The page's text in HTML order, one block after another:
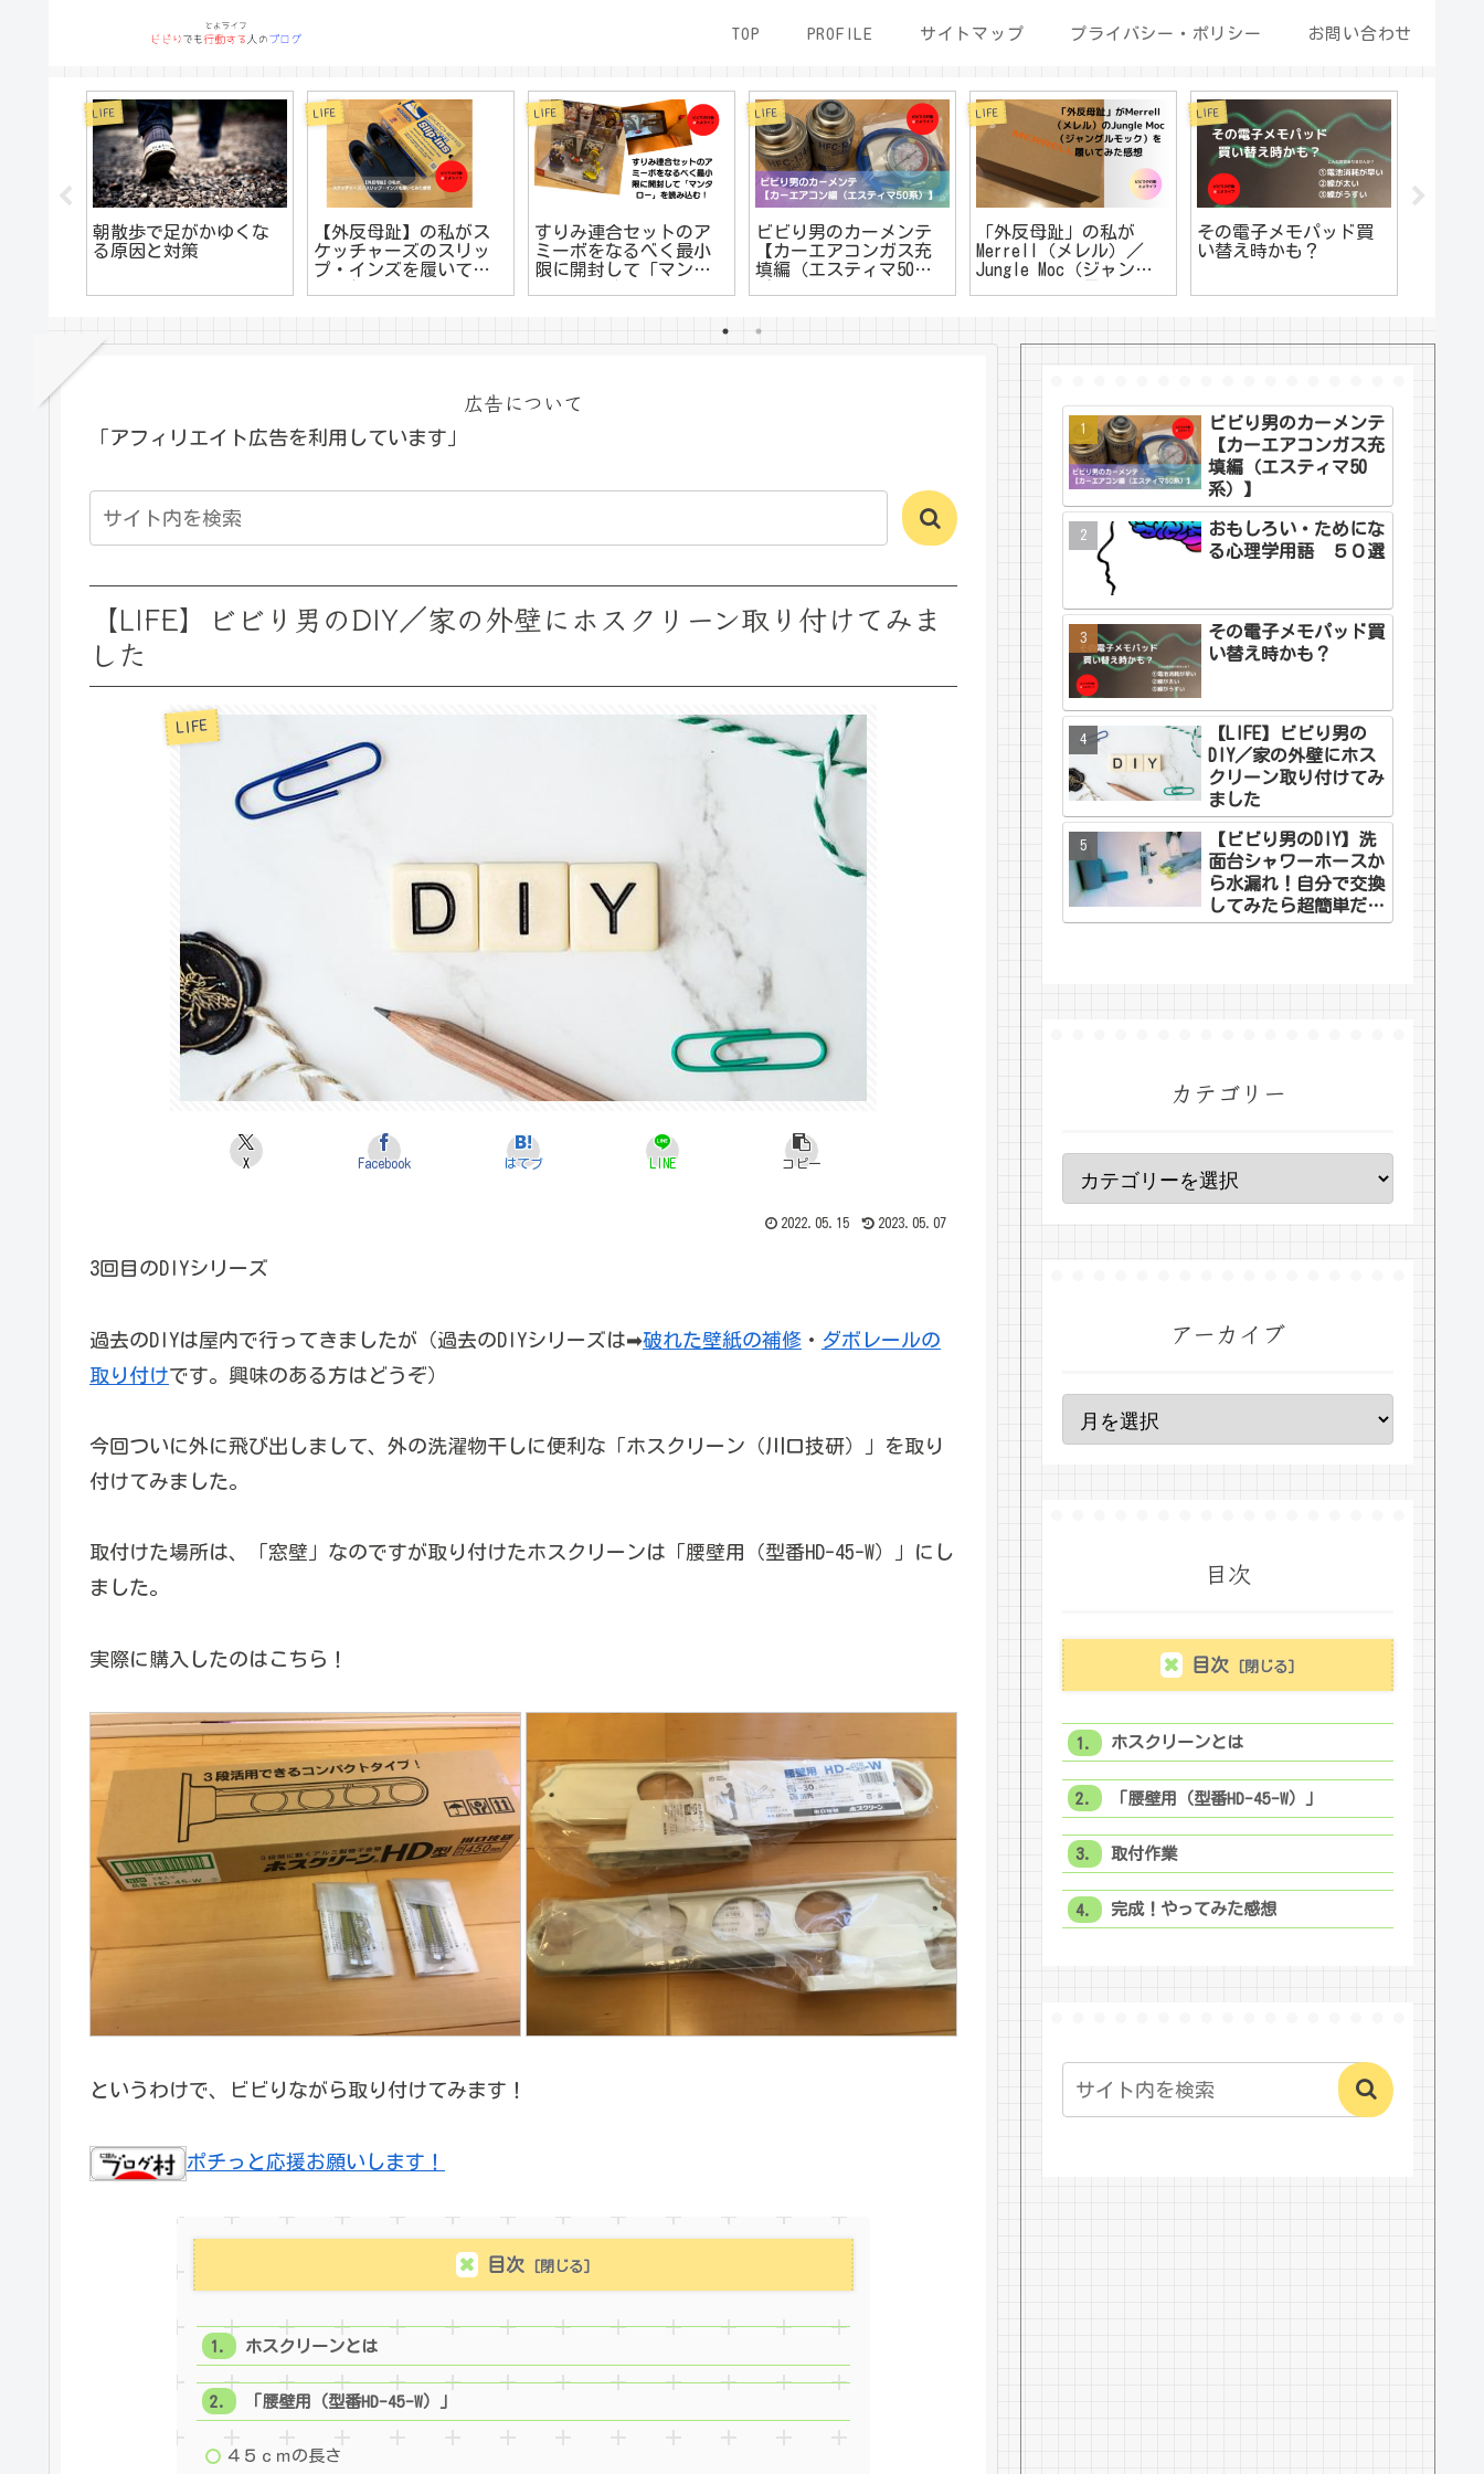
TOP PROFILE サイトマップ プライバシー・ポリシー お問い合わせ
LIFE
朝散歩で足がかゆくな
る原因と対策
LIFE
【外反母趾】の私がス
ケッチャーズのスリッ
プ・インズを履いてみ
LIFE
すりみ連合セットのア
ミーボをなるべく最小
限に開封して「マンタ
LIFE
ビビり男のカーメンテ
【カーエアコンガス充
填編（エスティマ50
LIFE
「外反母趾」の私が
Merrell（メレル）／
Jungle Moc（ジャング
LIFE
その電子メモパッド買
い替え時かも？
広告について
「アフィリエイト広告を利用しています」
【LIFE】ビビり男のDIY／家の外壁にホスクリーン取り付けてみま
した
LIFE
X Facebook はてブ LINE コピー
2022.05.15 2023.05.07
3回目のDIYシリーズ
過去のDIYは屋内で行ってきましたが（過去のDIYシリーズは➡破れた壁紙の補修 ・ ダボレールの
取り付けです。興味のある方はどうぞ）
今回ついに外に飛び出しまして、外の洗濯物干しに便利な「ホスクリーン（川口技研）」を取り
付けてみました。
取付けた場所は、「窓壁」なのですが取り付けたホスクリーンは「腰壁用（型番HD-45-W）」にし
ました。
実際に購入したのはこちら！
というわけで、ビビりながら取り付けてみます！
ポチっと応援お願いします！
目次
ホスクリーンとは
「腰壁用（型番HD-45-W）」
４５ｃｍの長さ
ビビり男のカーメンテ
【カーエアコンガス充
填編（エスティマ50
系）】
おもしろい・ためにな
る心理学用語 ５０選
その電子メモパッド買
い替え時かも？
【LIFE】ビビり男の
DIY／家の外壁にホス
クリーン取り付けてみ
ました
【ビビり男のDIY】洗
面台シャワーホースか
ら水漏れ！自分で交換
してみたら超簡単だっ
た話（名前の由来つ
カテゴリー
アーカイブ
目次
目次
ホスクリーンとは
「腰壁用（型番HD-45-W）」
取付作業
完成！やってみた感想